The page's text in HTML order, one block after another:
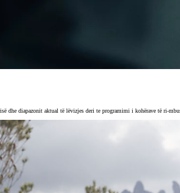
dhe diapazonit aktual të lëvizjes deri te programimi i kohërave të ri-